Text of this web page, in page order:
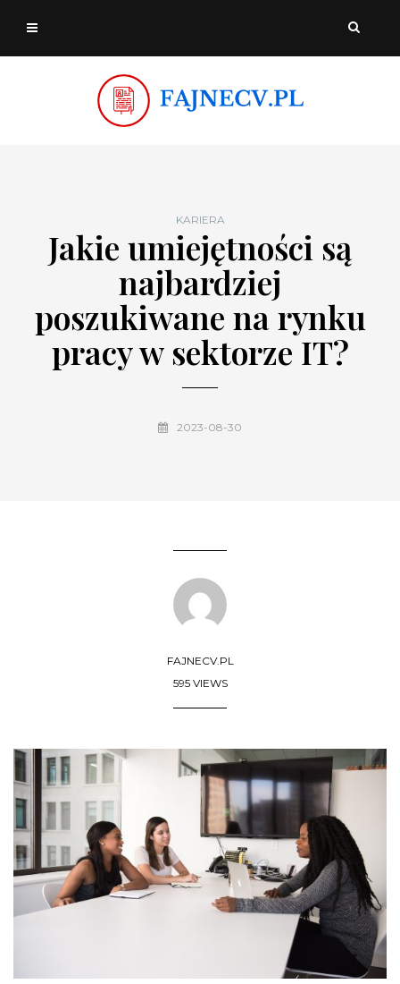
KARIERA
Jakie umiejętności są
najbardziej
poszukiwane na rynku
pracy w sektorze IT?
2023-08-30
FAJNECV.PL
595 VIEWS